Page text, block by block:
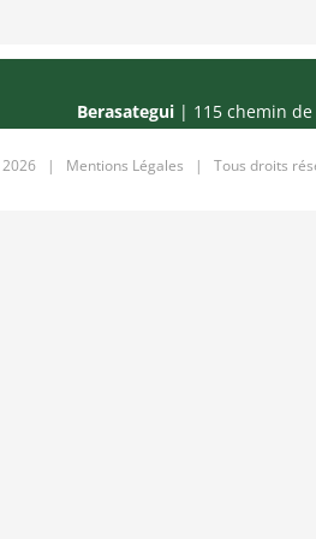
Berasategui | 115 chemin
2026 | Mentions Légales | Tous droits